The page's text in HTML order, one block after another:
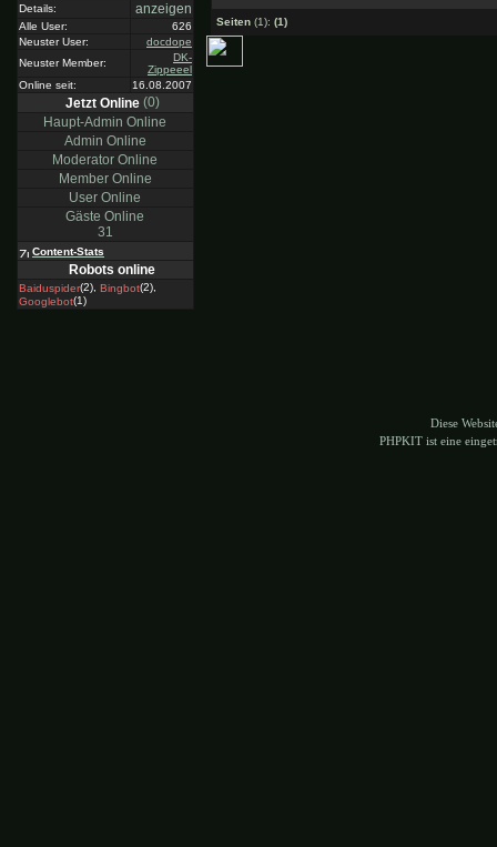
Details:
anzeigen
Alle User:
626
Neuster User:
docdope
Neuster Member:
DK-
Zippeeel
Online seit:
16.08.2007
Jetzt Online (0)
Haupt-Admin Online
Admin Online
Moderator Online
Member Online
User Online
Gäste Online
31
Content-Stats
Robots online
Baiduspider(2), Bingbot(2),
Googlebot(1)
Seiten (1): (1)
Diese
PHPKIT ist eine